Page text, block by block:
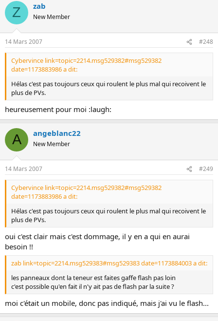
Z zab
New Member
14 Mars 2007 #248
Cybervince link=topic=2214.msg529382#msg529382
date=1173883986 a dit:
Hélas c'est pas toujours ceux qui roulent le plus mal qui recoivent le
plus de PVs.
heureusement pour moi :laugh:
A angeblanc22
New Member
14 Mars 2007 #249
Cybervince link=topic=2214.msg529382#msg529382
date=1173883986 a dit:
Hélas c'est pas toujours ceux qui roulent le plus mal qui recoivent le
plus de PVs.
oui c'est clair mais c'est dommage, il y en a qui en aurai
besoin !!
zab link=topic=2214.msg529383#msg529383 date=1173884003 a dit:
les panneaux dont la teneur est faites gaffe flash pas loin
c'est possible qu'en fait il n'y ait pas de flash par la suite ?
moi c'était un mobile, donc pas indiqué, mais j'ai vu le flash...